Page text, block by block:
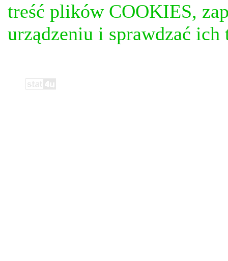
treść plików COOKIES,
urządzeniu i sprawdzać ich